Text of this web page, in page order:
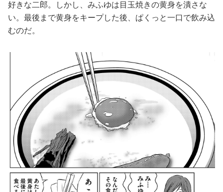
好きな二郎。しかし、みふゆは目玉焼きの黄身を潰さな
い。最後まで黄身をキープした後、ぱくっと一口で飲み込
むのだ。